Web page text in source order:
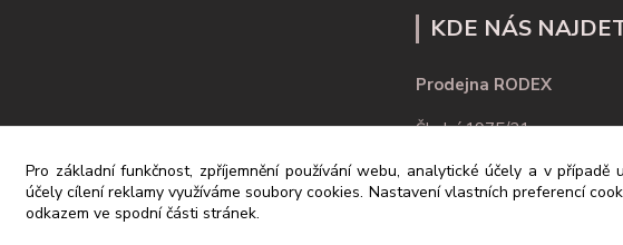
KDE NÁS
Prodejna RODEX
Školní 1975/21
430 01 Chomutov
Pro základní funkčnost, zpříjemnění používání webu, analytické účely a v případě
účely cílení reklamy využíváme soubory cookies. Nastavení vlastních preferencí
odkazem ve spodní části stránek.